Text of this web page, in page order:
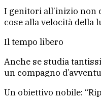
I genitori all’inizio non
cose alla velocità della
Il tempo libero
Anche se studia
un compagno
Un obiettivo nobile: